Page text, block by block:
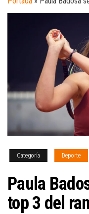
Categoría Deporte
Paula
top 3 del